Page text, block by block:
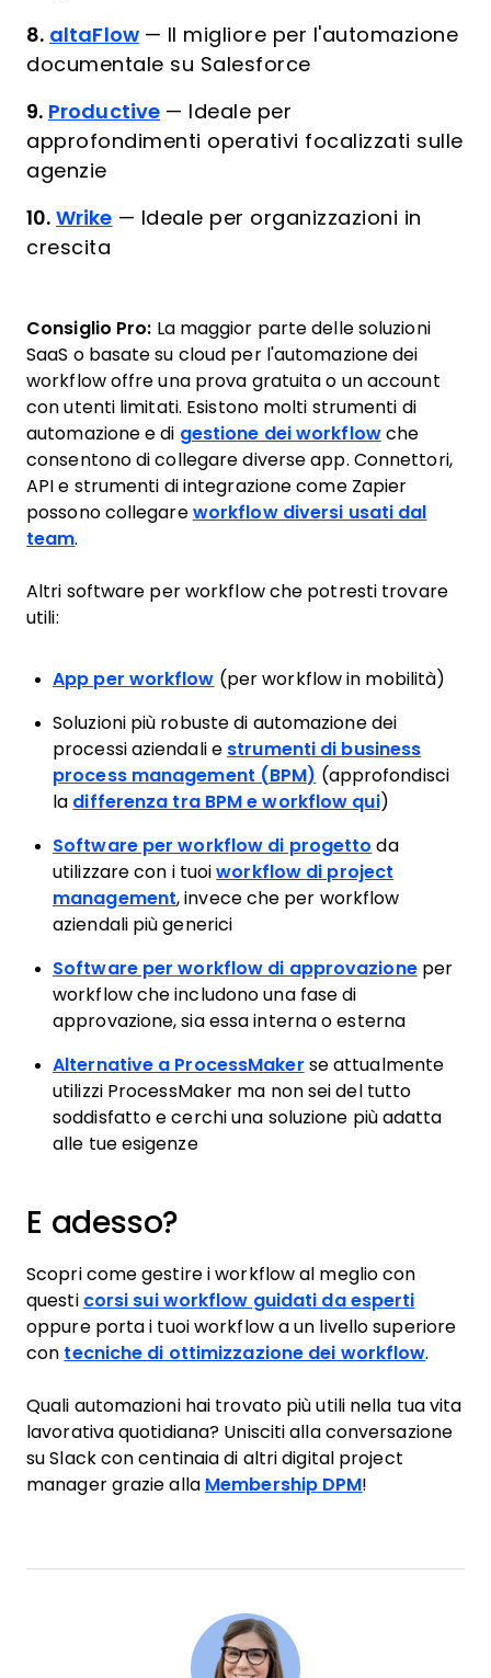
8. altaFlow —
Il migliore per l'automazione
documentale su Salesforce
9. Productive —
Ideale per
approfondimenti operativi focalizzati sulle
agenzie
10. Wrike — Ideale per organizzazioni in
crescita
Consiglio Pro: La maggior parte delle soluzioni
SaaS o basate su cloud per l'automazione dei
workflow offre una prova gratuita o un account
con utenti limitati. Esistono molti strumenti di
automazione e di gestione dei workflowche
consentono di collegare diverse app. Connettori,
API e strumenti di integrazione come Zapier
possono collegare workflow diversi usati dal
team.
Altri software per workflow che potresti trovare
utili:
App per workflow (per workflow in mobilità)
Soluzioni più robuste di automazione dei
processi aziendali e strumenti di business
process management (BPM) (approfondisci
la differenza tra BPM e workflow qui)
Software per workflow di progetto da
utilizzare con i tuoiworkflow di project
management, invece che per workflow
aziendali più generici
Software per workflow di approvazioneper
workflow che includono una fase di
approvazione, sia essa interna o esterna
Alternative a ProcessMaker se attualmente
utilizzi ProcessMaker ma non sei del tutto
soddisfatto e cerchi una soluzione più adatta
alle tue esigenze
E adesso?
Scopri come gestire i workflow al meglio con
questi corsi sui workflow guidati da esperti
oppure porta i tuoi workflow a un livello superiore
con tecniche di ottimizzazione dei workflow.
Quali automazioni hai trovato più utili nella tua vita
lavorativa quotidiana? Unisciti alla conversazione
su Slack con centinaia di altri digital project
manager grazie alla Membership DPM!